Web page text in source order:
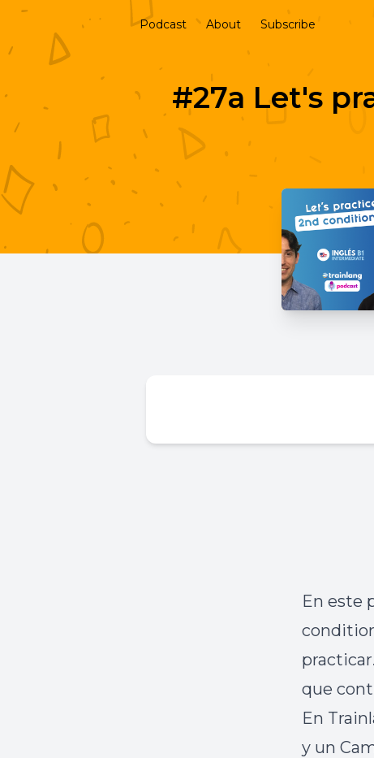
Podcast About Subscribe
#27a Let's
En este
que
En
y un